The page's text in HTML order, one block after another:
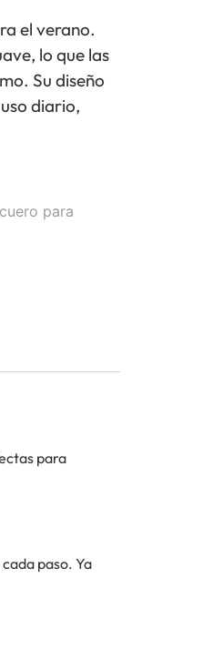
el verano.
lo que las
Su diseño
diario,
para
para
paso. Ya